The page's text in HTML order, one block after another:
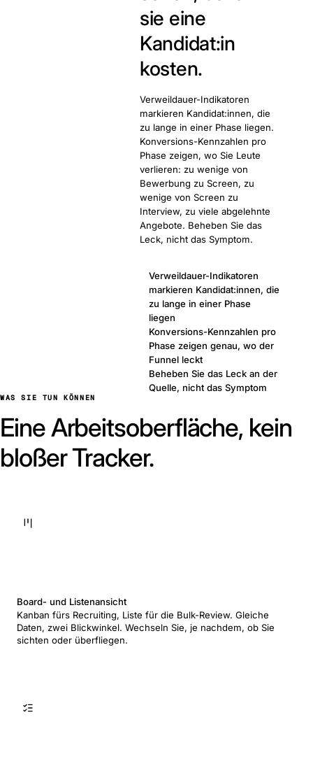
sie eine
Kandidat:in
kosten.
Verweildauer-Indikatoren
markieren Kandidat:innen, die
zu lange in einer Phase liegen.
Konversions-Kennzahlen pro
Phase zeigen, wo Sie Leute
verlieren: zu wenige von
Bewerbung zu Screen, zu
wenige von Screen zu
Interview, zu viele abgelehnte
Angebote. Beheben Sie das
Leck, nicht das Symptom.
Verweildauer-Indikatoren
markieren Kandidat:innen, die
zu lange in einer Phase
liegen
Konversions-Kennzahlen pro
Phase zeigen genau, wo der
Funnel leckt
Beheben Sie das Leck an der
Quelle, nicht das Symptom
WAS SIE TUN KÖNNEN
Eine Arbeitsoberfläche, kein
bloßer Tracker.
Board- und Listenansicht
Kanban fürs Recruiting, Liste für die Bulk-Review. Gleiche
Daten, zwei Blickwinkel. Wechseln Sie, je nachdem, ob Sie
sichten oder überfliegen.